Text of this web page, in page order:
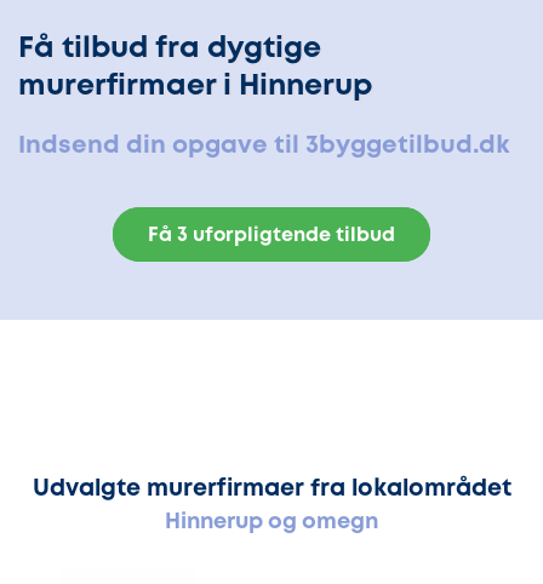
Få tilbud fra dygtige
murerfirmaer i Hinnerup
Indsend din opgave til 3byggetilbud.dk
Få 3 uforpligtende tilbud
Udvalgte murerfirmaer fra lokalområdet
Hinnerup og omegn